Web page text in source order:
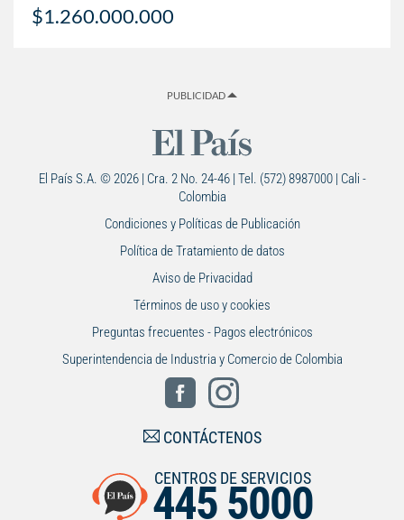
$1.260.000.000
PUBLICIDAD
El País S.A. © 2026 | Cra. 2 No. 24-46 | Tel. (572) 8987000 | Cali -
Colombia
Condiciones y Políticas de Publicación
Política de Tratamiento de datos
Aviso de Privacidad
Términos de uso y cookies
Preguntas frecuentes - Pagos electrónicos
Superintendencia de Industria y Comercio de Colombia
CONTÁCTENOS
CENTROS DE SERVICIOS
445 5000